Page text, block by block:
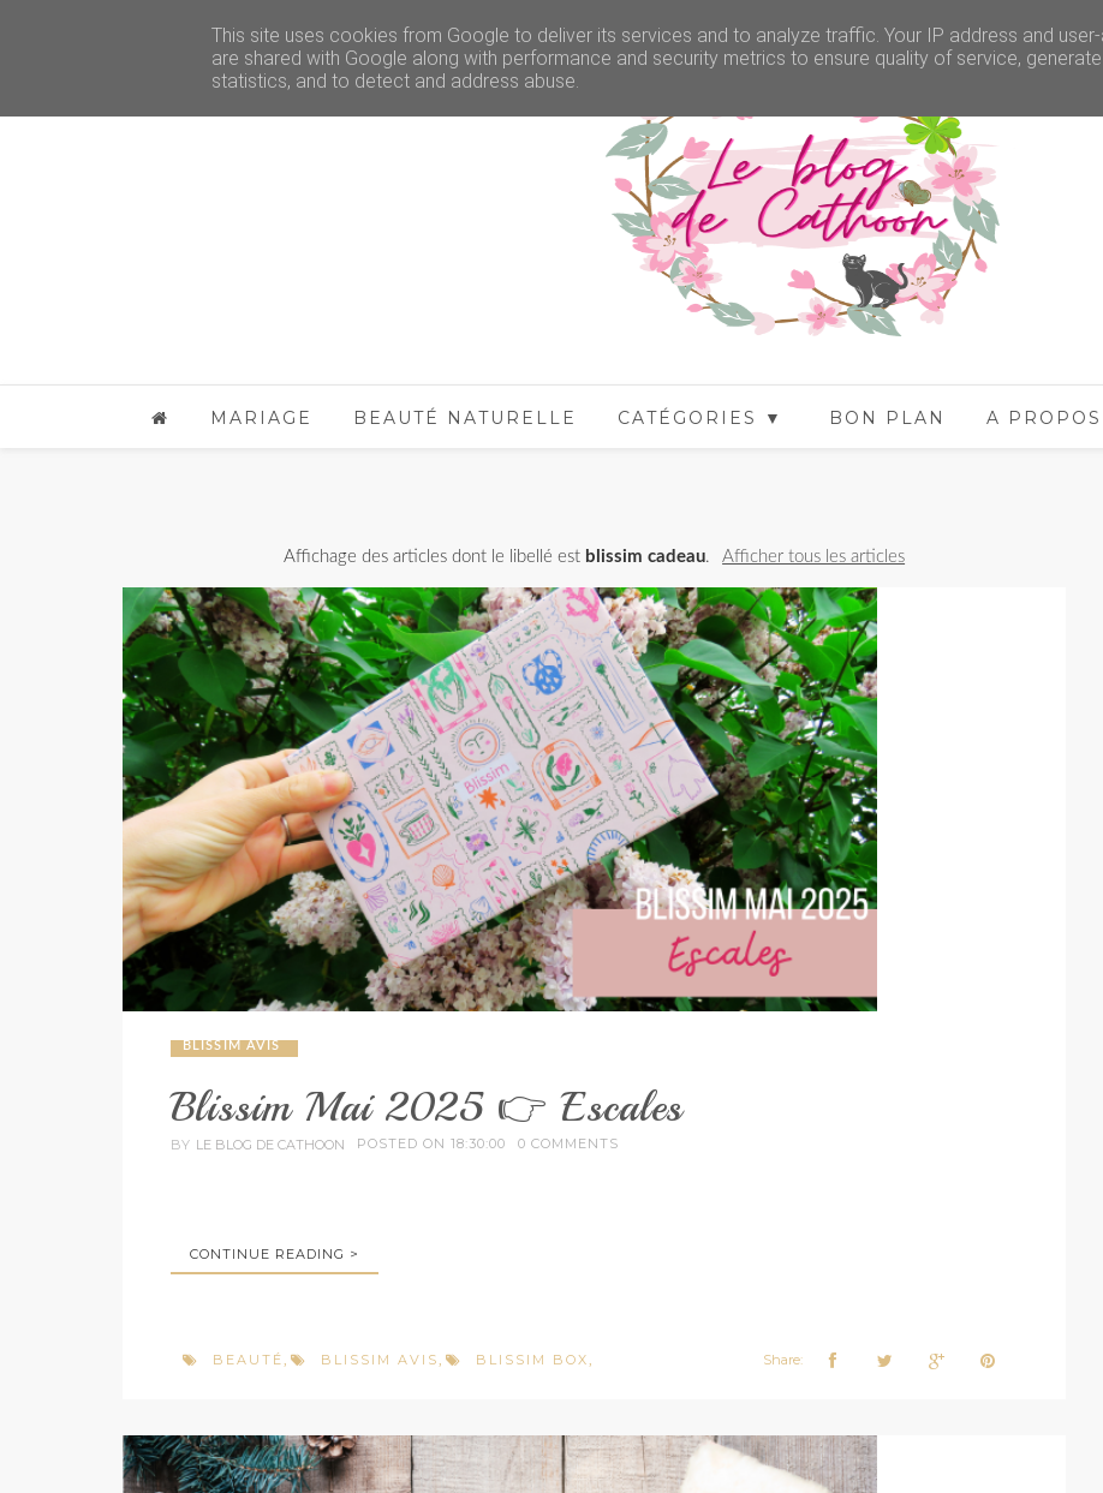
MARIAGE BEAUTÉ NATURELLE CATÉGORIES ▼ BON PLAN A PROPOS
Affichage des articles dont le libellé est blissim cadeau. Afficher tous les articles
BLISSIM AVIS
Blissim Mai 2025 👉 Escales
BY LE BLOG DE CATHOON POSTED ON 18:30:00 0 COMMENTS
CONTINUE READING >
BEAUTÉ, BLISSIM AVIS, BLISSIM BOX, Share:
This site uses cookies from Google to deliver its services and to analyze traffic. Your IP address and
are shared with Google along with performance and security metrics to ensure quality of service,
statistics, and to detect and address abuse.